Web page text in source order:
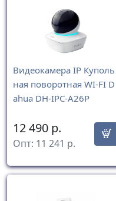
Видеокамера IP Куполь
ная поворотная WI-FI D
ahua DH-IPC-A26P
12 490 р.
Опт: 11 241 р.